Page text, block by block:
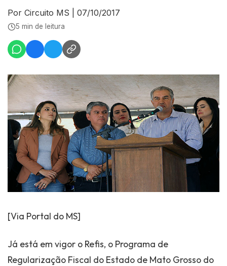
Por Circuito MS 07/10/2017
5 min de leitura
[Via Portal do MS]
Já está em vigor o Refis, o Programa de
Regularização Fiscal do Estado de Mato Grosso do